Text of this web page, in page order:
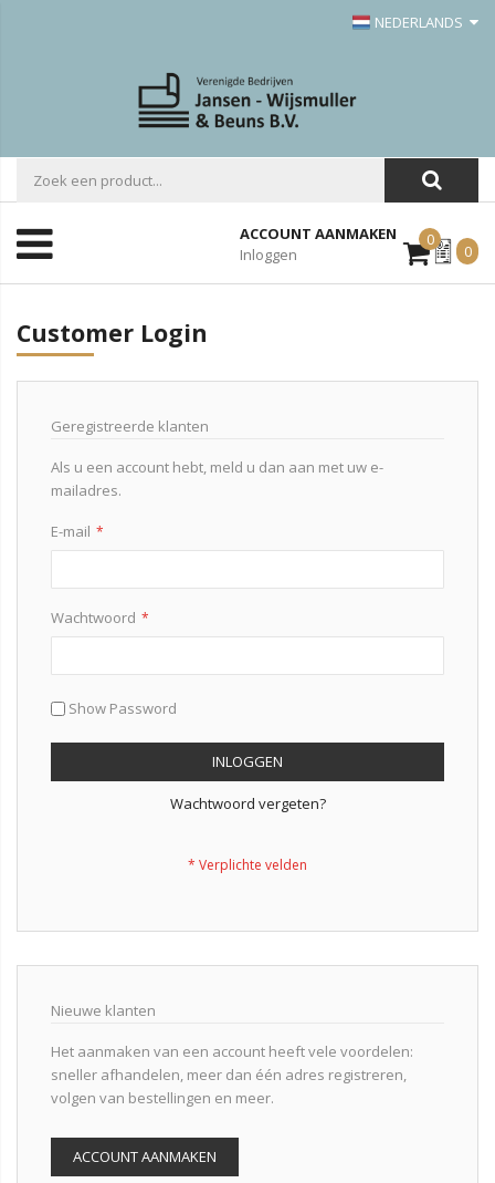
NEDERLANDS
ACCOUNT AANMAKEN
Inloggen
0Mijn
Offerte
0
Customer Login
Geregistreerde klanten
Als u een account hebt, meld u dan aan met uw e-
mailadres.
E-mail
Wachtwoord
Show Password
INLOGGEN
Wachtwoord vergeten?
Nieuwe klanten
Het aanmaken van een account heeft vele voordelen:
sneller afhandelen, meer dan één adres registreren,
volgen van bestellingen en meer.
ACCOUNT AANMAKEN